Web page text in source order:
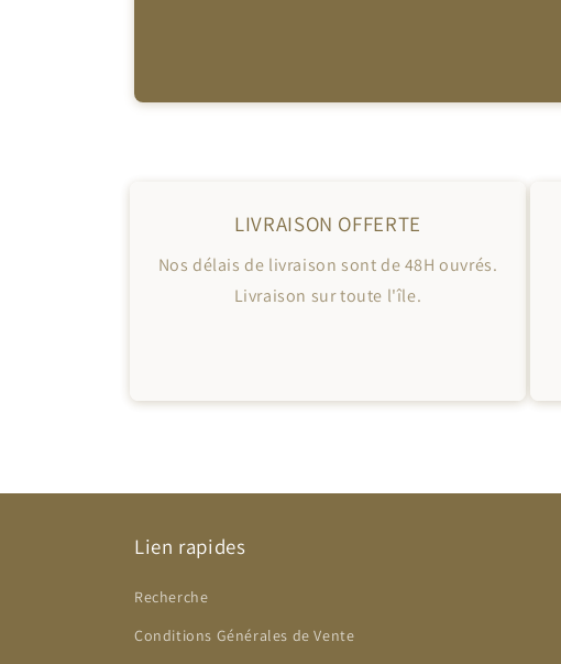
LIVRAISON OFFERTE
Nos délais de livraison sont de 48H ouvrés.
Livraison sur toute l'île.
Lien rapides
Recherche
Conditions Générales de Vente